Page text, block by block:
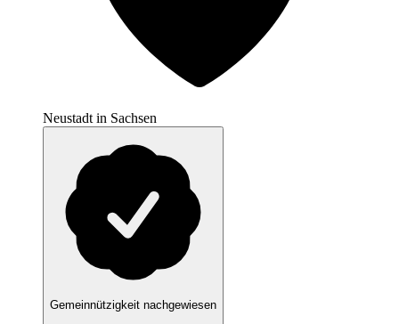
Neustadt in Sachsen
Gemeinnützigkeit nachgewiesen